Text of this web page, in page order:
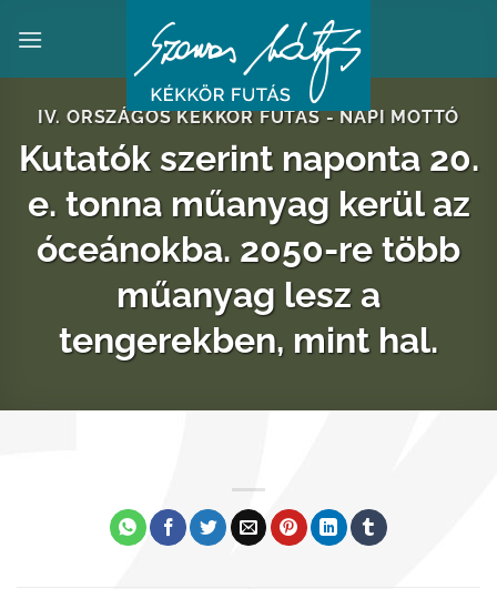
IV. ORSZÁGOS KÉKKÖR FUTÁS - NAPI MOTTÓ
Kutatók szerint naponta 20.
e. tonna műanyag kerül az
óceánokba. 2050-re több
műanyag lesz a
tengerekben, mint hal.